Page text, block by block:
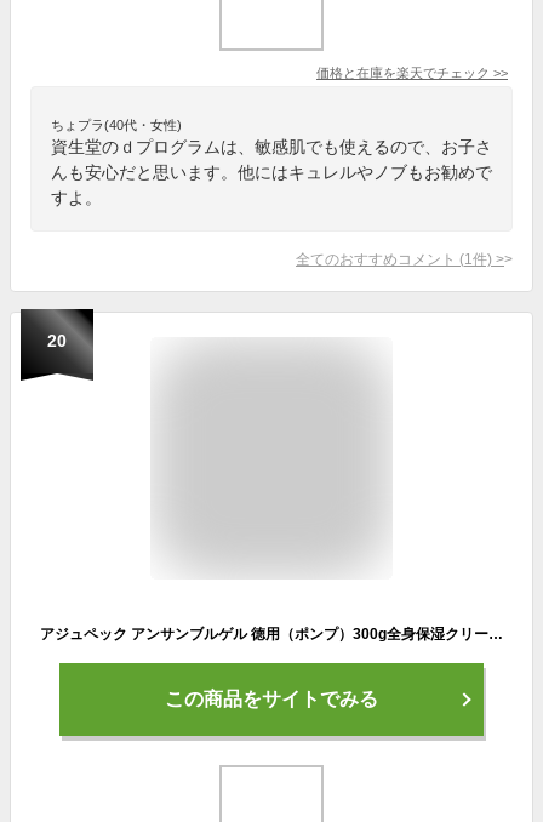
価格と在庫を楽天でチェック >>
ちょプラ(40代・女性)
資生堂のｄプログラムは、敏感肌でも使えるので、お子さ
んも安心だと思います。他にはキュレルやノブもお勧めで
すよ。
全てのおすすめコメント (1 件) >
20
アジュペック アンサンブルゲル 徳用（ポンプ）300g全身保湿クリーム 保湿ゲルクリーム ゲルクリーム 化粧下地 ハンド 全身 ボディ ボディー肌荒れ 敏感肌 無添加 日本製
この商品をサイトでみる